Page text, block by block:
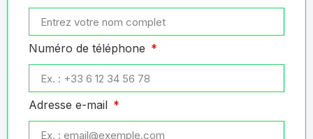
Numéro de téléphone
Adresse e-mail